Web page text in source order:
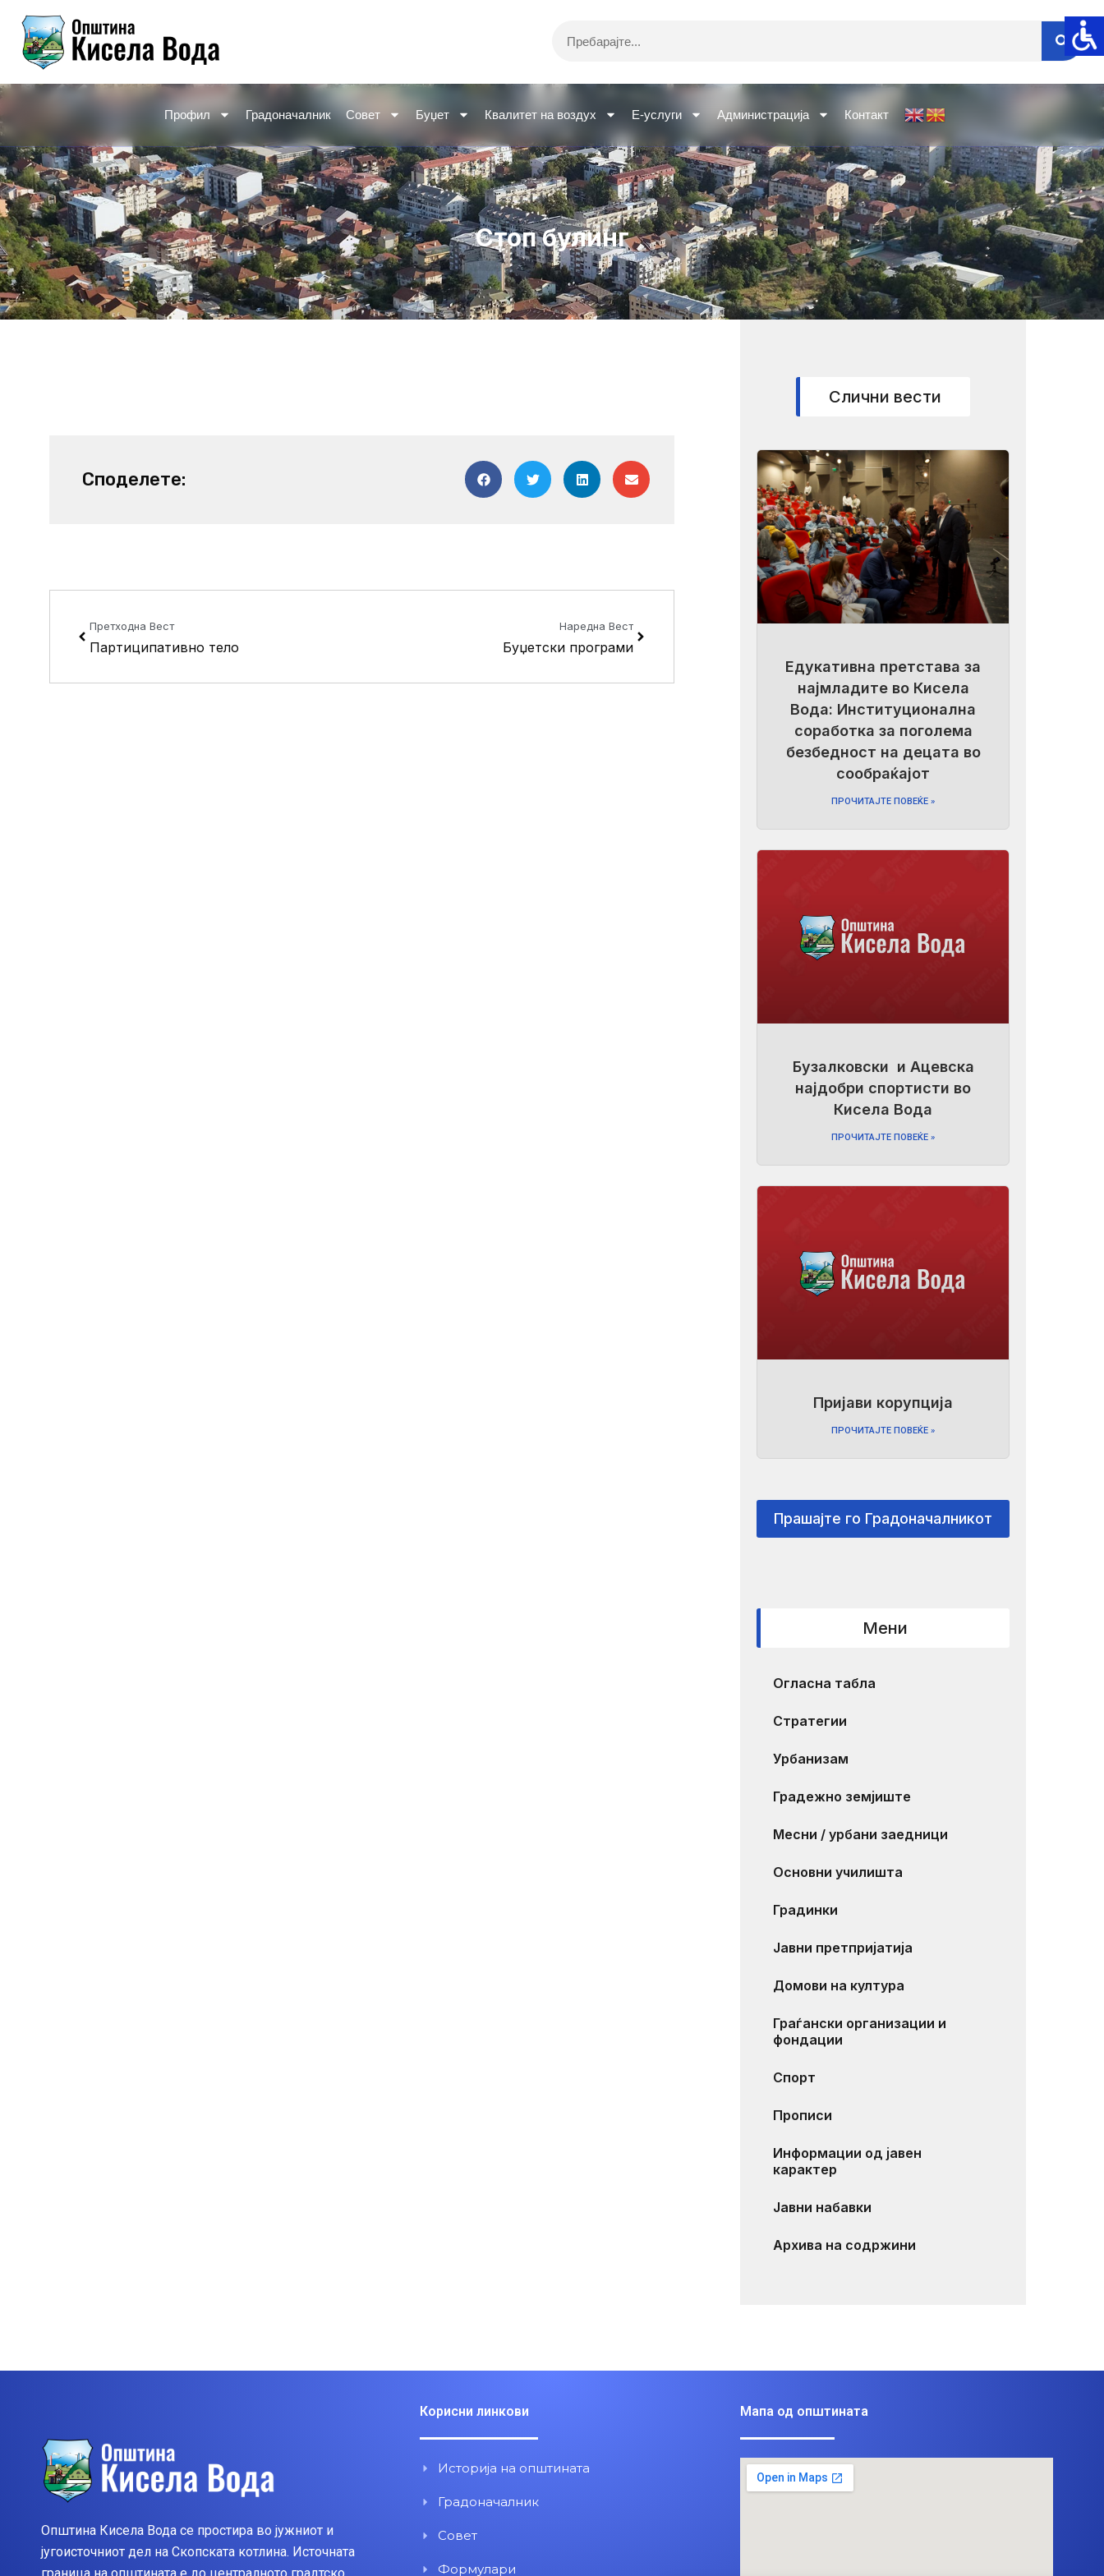
content
Профил Градоначалник Совет Буџет Квалитет на воздух Е-услуги Администрација Контакт
Стоп булинг
Споделете:
Претходна Вест
Партиципативно тело
Наредна Вест
Буџетски програми
Слични вести
Едукативна претстава за
најмладите во Кисела
Вода: Институционална
соработка за поголема
безбедност на децата во
сообраќајот
ПРОЧИТАЈТЕ ПОВЕЌЕ »
Бузалковски и Ацевска
најдобри спортисти во
Кисела Вода
ПРОЧИТАЈТЕ ПОВЕЌЕ »
Пријави корупција
ПРОЧИТАЈТЕ ПОВЕЌЕ »
Прашајте го Градоначалникот
Мени
Огласна табла
Стратегии
Урбанизам
Градежно земјиште
Месни / урбани заедници
Основни училишта
Градинки
Јавни претпријатија
Домови на култура
Граѓански организации и
фондации
Спорт
Прописи
Информации од јавен
карактер
Јавни набавки
Архива на содржини
Општина Кисела Вода се простира во јужниот и
југоисточниот дел на Скопската котлина. Источната
Корисни линкови
Историја на општината
Градоначалник
Совет
Формулари
Мапа од општината